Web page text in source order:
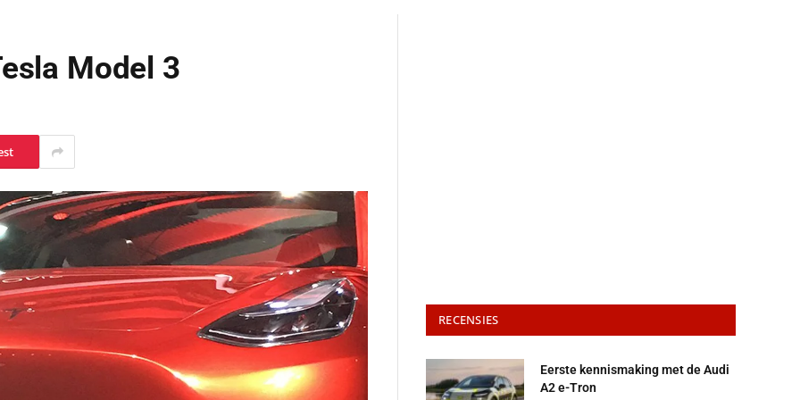
Model 3
RECENSIES
Eerste kennismaking met de Audi
A2 e-Tron